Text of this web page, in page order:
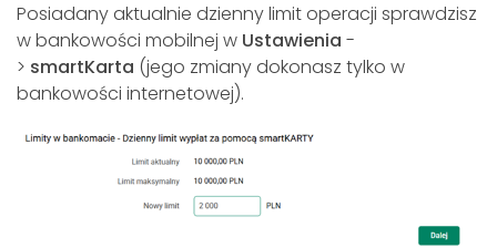
Posiadany aktualnie dzienny limit operacji sprawdzisz
w bankowości mobilnej w Ustawienia -
> smartKarta (jego zmiany dokonasz tylko w
bankowości internetowej).